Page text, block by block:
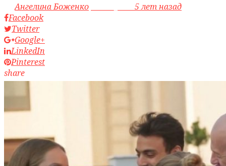
byАнгелина Боженко
5 лет назад
Facebook
Twitter
Google+
LinkedIn
Pinterest
share